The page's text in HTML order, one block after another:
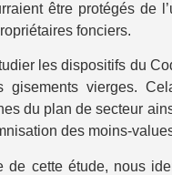
être protégés de
fonciers.
les dispositifs du
gisements vierges.
du plan de secteur
des moins-
de cette étude, nous